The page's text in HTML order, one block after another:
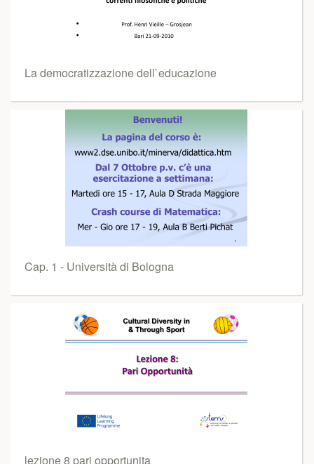
La democratizzazione dell`educazione
Cap. 1 - Università di Bologna
lezione 8 pari opportunita